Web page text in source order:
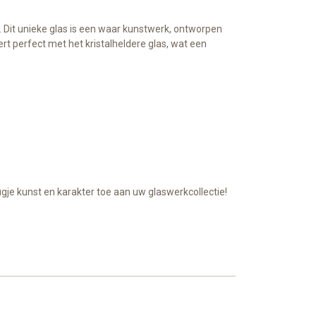
. Dit unieke glas is een waar kunstwerk, ontworpen
perfect met het kristalheldere glas, wat een
kunst en karakter toe aan uw glaswerkcollectie!